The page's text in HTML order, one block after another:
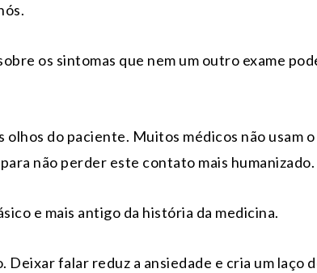
os sintomas que nem um outro exame
do paciente. Muitos médicos não usam o
não perder este contato mais humanizado.
e mais antigo da história da medicina.
falar reduz a ansiedade e cria um laço